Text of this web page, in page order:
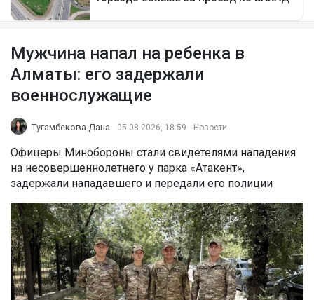
Мужчина напал на ребенка в
Алматы: его задержали
военнослужащие
Тугамбекова Дана 05.08.2026, 18:59 Новости
Офицеры Минобороны стали свидетелями нападения
на несовершеннолетнего у парка «Атакент»,
задержали нападавшего и передали его полиции